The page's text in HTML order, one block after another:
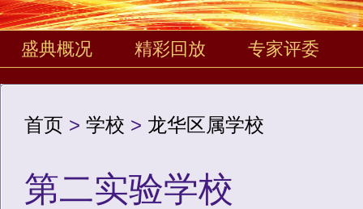
盛典概况 精彩回放 专家评委
首页 > 学校 > 龙华区属学校
第二实验学校